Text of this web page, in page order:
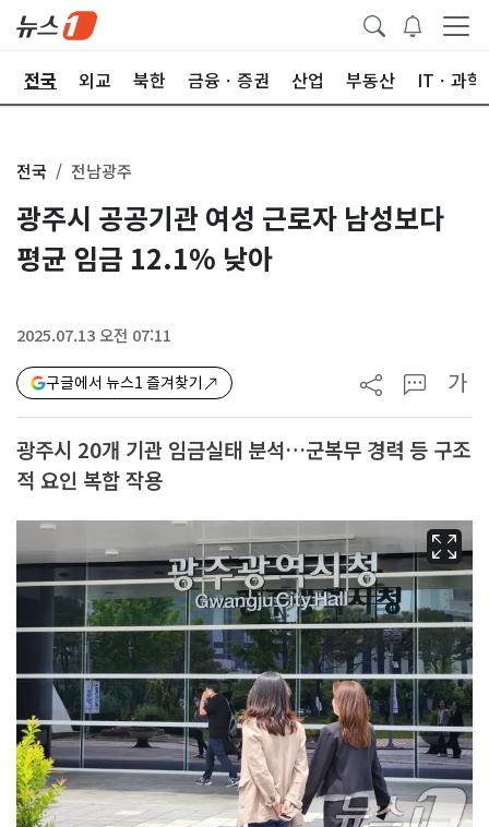
전국 외교 북한 금융ㆍ증권 산업 부동산 ITㆍ과학
전국 전남광주
광주시 공공기관 여성 근로자 남성보다
평균 임금 12.1% 낮아
2025.07.13 오전 07:11
구글에서 뉴스1 즐겨찾기 가
광주시 20개 기관 임금실태 분석…군복무 경력 등 구조
적 요인 복합 작용